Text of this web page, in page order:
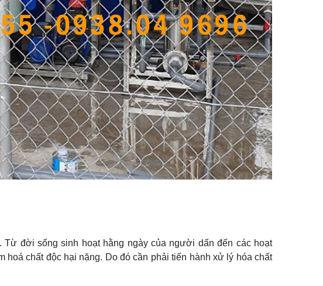
đời sống sinh hoạt hằng ngày của người dấn đến các hoạt
chất độc hại nặng. Do đó cần phải tiến hành xử lý hóa chất